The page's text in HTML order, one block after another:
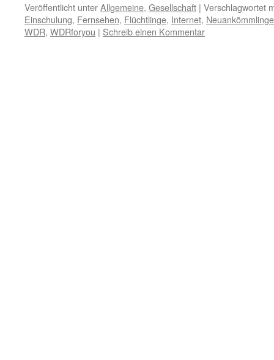
Veröffentlicht unterAllgemeine, Gesellschaft | Verschlagwortet
Einschulung, Fernsehen, Flüchtlinge, Internet, Neuankömmlinge
WDR, WDRforyou | Schreib einen Kommentar